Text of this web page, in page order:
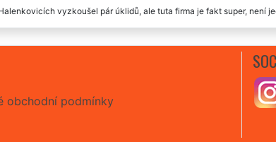
vyzkoušel pár úklidů, ale tuta firma je fakt super, není
nevyměníme.
obchodní podmínky